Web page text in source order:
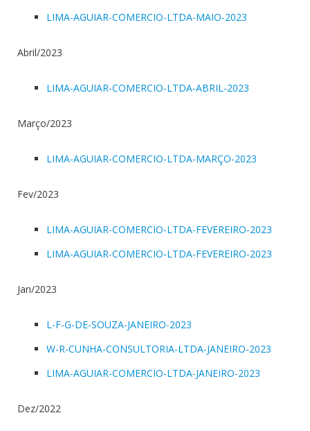
LIMA-AGUIAR-COMERCIO-LTDA-MAIO-2023
Abril/2023
LIMA-AGUIAR-COMERCIO-LTDA-ABRIL-2023
Março/2023
LIMA-AGUIAR-COMERCIO-LTDA-MARÇO-2023
Fev/2023
LIMA-AGUIAR-COMERCIO-LTDA-FEVEREIRO-2023
LIMA-AGUIAR-COMERCIO-LTDA-FEVEREIRO-2023
Jan/2023
L-F-G-DE-SOUZA-JANEIRO-2023
W-R-CUNHA-CONSULTORIA-LTDA-JANEIRO-2023
LIMA-AGUIAR-COMERCIO-LTDA-JANEIRO-2023
Dez/2022